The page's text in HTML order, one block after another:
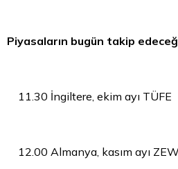
Piyasaların bugün takip
11.30 İngiltere, ekim ayı TÜFE
12.00 Almanya, kasım ayı